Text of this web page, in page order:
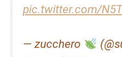
pic.twitter.com/
— zucchero